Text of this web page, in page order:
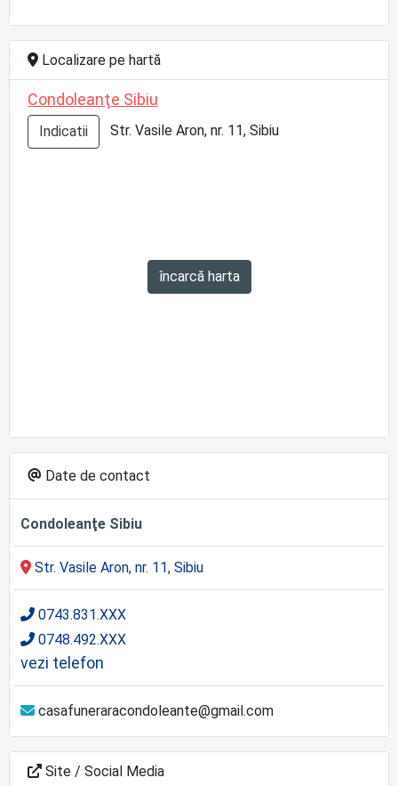
Localizare pe hartă
Condoleanţe Sibiu
Indicatii Str. Vasile Aron, nr. 11, Sibiu
încarcă harta
Date de contact
Condoleanţe Sibiu
Str. Vasile Aron, nr. 11, Sibiu
0743.831.XXX
0748.492.XXX
vezi telefon
casafuneraracondoleante@gmail.com
Site / Social Media